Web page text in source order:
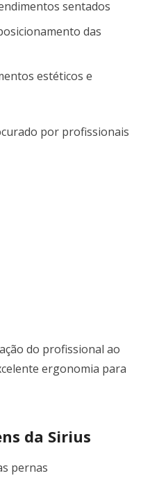
sentados
das
estéticos e
por profissionais
do profissional ao
ergonomia para
da Sirius
pernas